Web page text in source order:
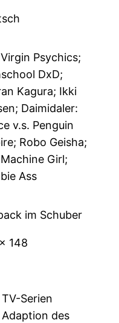
Psychics;
DxD;
Kagura; Ikki
Daimidaler:
v.s. Penguin
Robo Geisha;
Girl;
Ass
im Schuber
148
TV-Serien
Adaption des